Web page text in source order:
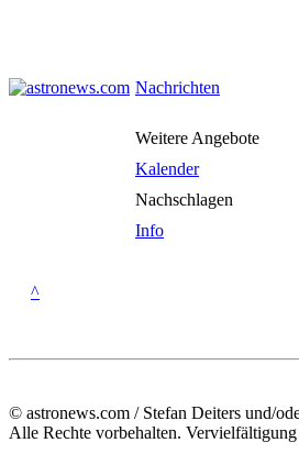
Nachrichten
Weitere Angebote
Kalender
Nachschlagen
Info
^
© astronews.com / Stefan Deiters und/
Alle Rechte vorbehalten.